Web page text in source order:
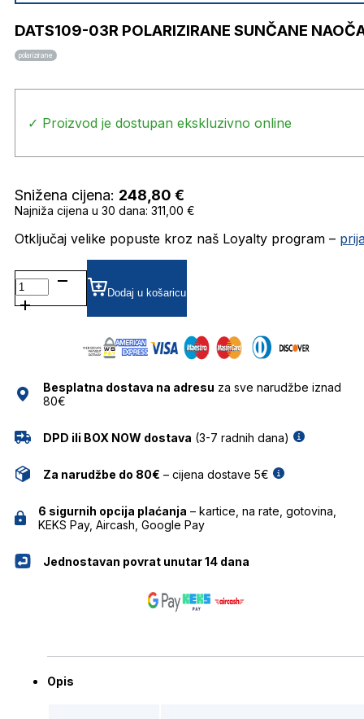
DATS109-03R POLARIZIRANE SUNČANE
polarizirane
✓ Proizvod je dostupan ekskluzivno online
Snižena cijena: 248,80 €
Najniža cijena u 30 dana: 311,00 €
Otključaj velike popuste kroz naš Loyalty program –
DATS109-
03R
POLARIZIRANE SUNČANE
Dodaj u košaricu
Besplatna dostava na adresu za sve narudžbe iznad
80€
DPD ili BOX NOW dostava (3-7 radnih dana)
Za narudžbe do 80€ – cijena dostave 5€
6 sigurnih opcija plaćanja – kartice, na rate, gotovina,
KEKS Pay, Aircash, Google Pay
Jednostavan povrat unutar 14 dana
Opis